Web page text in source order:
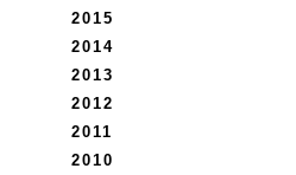
2015
2014
2013
2012
2011
2010